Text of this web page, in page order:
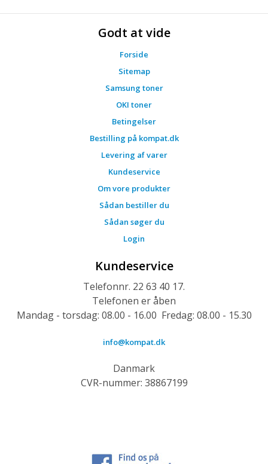
Godt at vide
Forside
Sitemap
Samsung toner
OKI toner
Betingelser
Bestilling på kompat.dk
Levering af varer
Kundeservice
Om vore produkter
Sådan bestiller du
Sådan søger du
Login
Kundeservice
Telefonnr. 22 63 40 17.
Telefonen er åben
Mandag - torsdag: 08.00 - 16.00 Fredag: 08.00 - 15.30
info@kompat.dk
Danmark
CVR-nummer: 38867199